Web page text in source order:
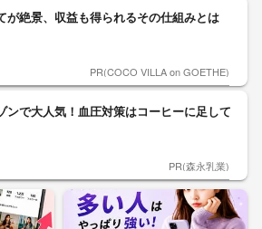
が絶景、収益も得られるその仕組みとは
PR(COCO VILLA on GOETHE)
ンで大人気！血圧対策はコーヒーに足して
PR(森永乳業)